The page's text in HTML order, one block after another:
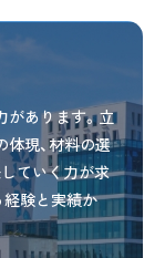
があります。立
体現、材料の選
ていく力が求
験と実績か